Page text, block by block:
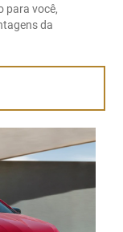
para você,
da